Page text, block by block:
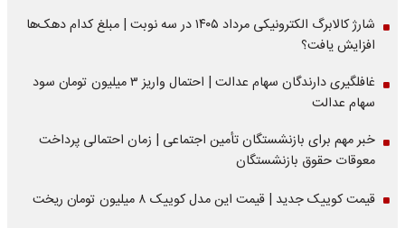
شارژ کالابرگ الکترونیکی مرداد ۱۴۰۵ در سه نوبت | مبلغ کدام دهک‌ها
افزایش یافت؟
غافلگیری دارندگان سهام عدالت | احتمال واریز ۳ میلیون تومان سود
سهام عدالت
خبر مهم برای بازنشستگان تأمین اجتماعی | زمان احتمالی پرداخت
معوقات حقوق بازنشستگان
قیمت کوییک جدید | قیمت این مدل کوییک ۸ میلیون تومان ریخت